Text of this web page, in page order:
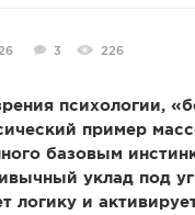
3 226
психологии,
пример
базовым
уклад под
логику и